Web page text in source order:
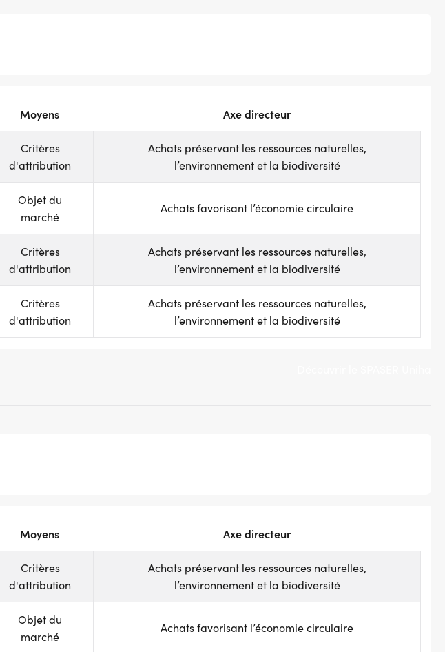
Moyens Axe directeur
Critères
d'attribution
Achats préservant les ressources naturelles,
l’environnement et la biodiversité
Objet du
marché
Achats favorisant l’économie circulaire
Critères
d'attribution
Achats préservant les ressources naturelles,
l’environnement et la biodiversité
Critères
d'attribution
Achats préservant les ressources naturelles,
l’environnement et la biodiversité
Moyens Axe directeur
Critères
d'attribution
Achats préservant les ressources naturelles,
l’environnement et la biodiversité
Objet du
marché
Achats favorisant l’économie circulaire